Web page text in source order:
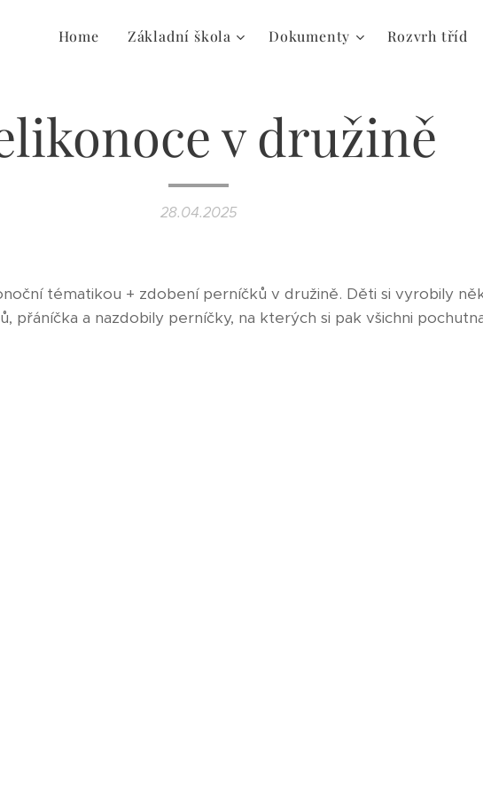
Home Základní škola Dokumenty Rozvrh tříd
v družině
28.04.2025
tématikou + zdobení perníčků v družině. Děti si vyrobily
přáníčka a nazdobily perníčky, na kterých si pak všichni